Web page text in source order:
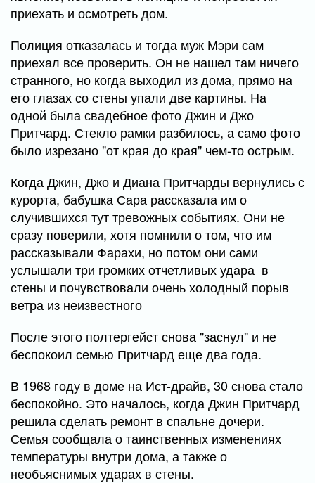
приехать и осмотреть дом.
Полиция отказалась и тогда муж Мэри сам
приехал все проверить. Он не нашел там ничего
странного, но когда выходил из дома, прямо на
его глазах со стены упали две картины. На
одной была свадебное фото Джин и Джо
Притчард. Стекло рамки разбилось, а само фото
было изрезано "от края до края" чем-то острым.
Когда Джин, Джо и Диана Притчарды вернулись с
курорта, бабушка Сара рассказала им о
случившихся тут тревожных событиях. Они не
сразу поверили, хотя помнили о том, что им
рассказывали Фарахи, но потом они сами
услышали три громких отчетливых удара в
стены и почувствовали очень холодный порыв
ветра из неизвестного
После этого полтергейст снова "заснул" и не
беспокоил семью Притчард еще два года.
В 1968 году в доме на Ист-драйв, 30 снова стало
беспокойно. Это началось, когда Джин Притчард
решила сделать ремонт в спальне дочери.
Семья сообщала о таинственных изменениях
температуры внутри дома, а также о
необъяснимых ударах в стены.